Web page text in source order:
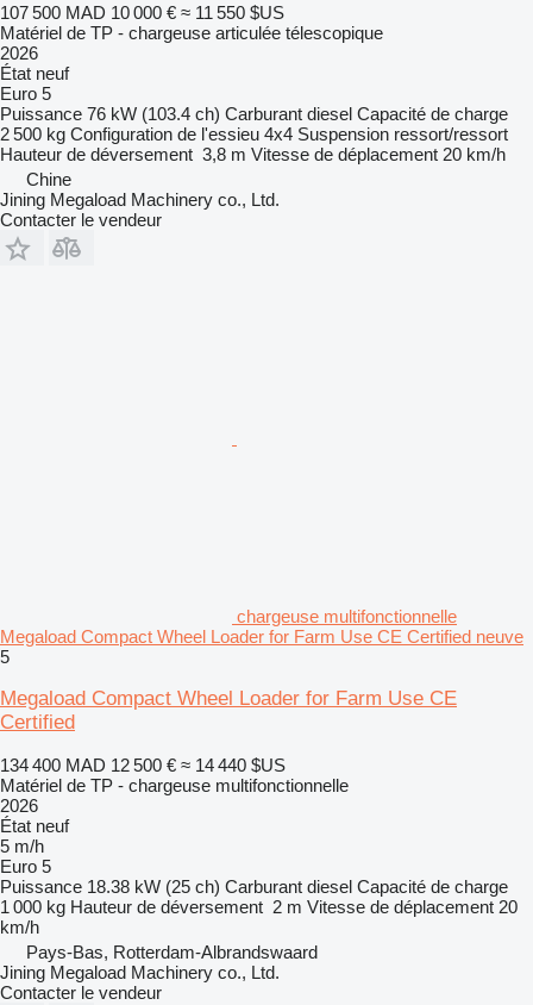
107 500 MAD 10 000 € ≈ 11 550 $US
Matériel de TP - chargeuse articulée télescopique
2026
État neuf
Euro 5
Puissance 76 kW (103.4 ch) Carburant diesel Capacité de charge
2 500 kg Configuration de l'essieu 4x4 Suspension ressort/ressort
Hauteur de déversement 3,8 m Vitesse de déplacement 20 km/h
Chine
Jining Megaload Machinery co., Ltd.
Contacter le vendeur
chargeuse multifonctionnelle
Megaload Compact Wheel Loader for Farm Use CE Certified neuve
5
Megaload Compact Wheel Loader for Farm Use CE
Certified
134 400 MAD 12 500 € ≈ 14 440 $US
Matériel de TP - chargeuse multifonctionnelle
2026
État neuf
5 m/h
Euro 5
Puissance 18.38 kW (25 ch) Carburant diesel Capacité de charge
1 000 kg Hauteur de déversement 2 m Vitesse de déplacement 20
km/h
Pays-Bas, Rotterdam-Albrandswaard
Jining Megaload Machinery co., Ltd.
Contacter le vendeur